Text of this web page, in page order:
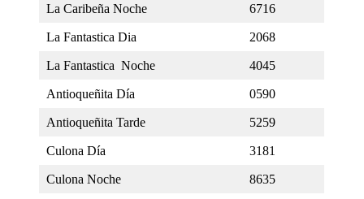
La Caribeña Noche 6716
La Fantastica Dia 2068
La Fantastica Noche 4045
Antioqueñita Día 0590
Antioqueñita Tarde 5259
Culona Día 3181
Culona Noche 8635